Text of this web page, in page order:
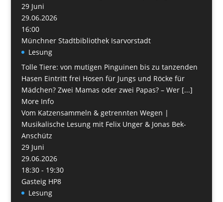
29 Juni
29.06.2026
16:00
Münchner Stadtbibliothek Isarvorstadt
Lesung
Tolle Tiere: von mutigen Pinguinen bis zu tanzenden
Hasen Eintritt frei Hosen für Jungs und Röcke für
Mädchen? Zwei Mamas oder zwei Papas? – Wer [...]
More Info
Vom Katzensammeln & getrennten Wegen |
Musikalische Lesung mit Felix Unger & Jonas Bek-
Anschütz
29 Juni
29.06.2026
18:30 - 19:30
Gasteig HP8
Lesung